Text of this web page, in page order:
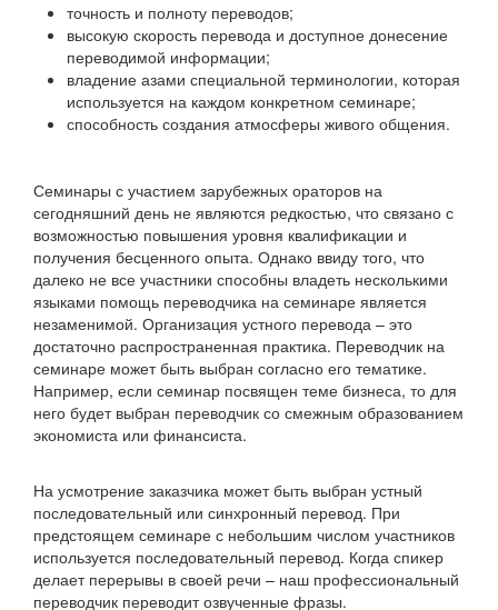
точность и полноту переводов;
высокую скорость перевода и доступное донесение
переводимой информации;
владение азами специальной терминологии, которая
используется на каждом конкретном семинаре;
способность создания атмосферы живого общения.
Семинары с участием зарубежных ораторов на
сегодняшний день не являются редкостью, что связано с
возможностью повышения уровня квалификации и
получения бесценного опыта. Однако ввиду того, что
далеко не все участники способны владеть несколькими
языками помощь переводчика на семинаре является
незаменимой. Организация устного перевода – это
достаточно распространенная практика. Переводчик на
семинаре может быть выбран согласно его тематике.
Например, если семинар посвящен теме бизнеса, то для
него будет выбран переводчик со смежным образованием
экономиста или финансиста.
На усмотрение заказчика может быть выбран устный
последовательный или синхронный перевод. При
предстоящем семинаре с небольшим числом участников
используется последовательный перевод. Когда спикер
делает перерывы в своей речи – наш профессиональный
переводчик переводит озвученные фразы.